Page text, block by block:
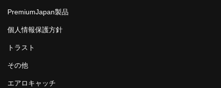
PremiumJapan製品
個人情報保護方針
トラスト
その他
エアロキャッチ